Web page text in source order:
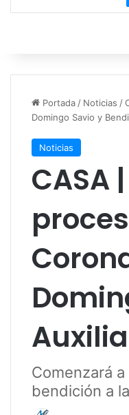
Portada/ Noticias /
Domingo Savio y
Noticias
CASA
Comenzará
bendición a